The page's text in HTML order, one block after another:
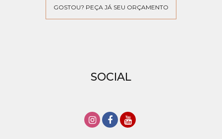
GOSTOU? PEÇA JÁ SEU ORÇAMENTO
SOCIAL